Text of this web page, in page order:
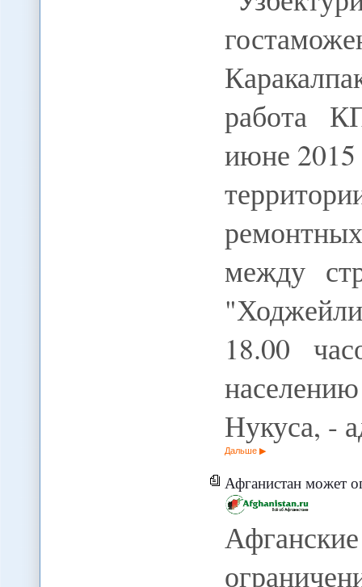
работа
июне 2015
между
18.00
Нукуса, -
Дальше
Афганистан может